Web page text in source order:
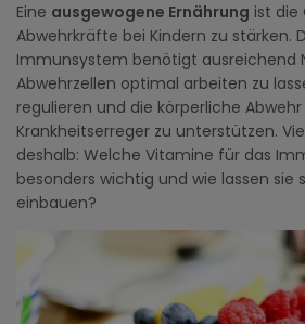
Eine ausgewogene Ernährung ist die
Abwehrkräfte bei Kindern zu stärken.
Immunsystem benötigt ausreichend
Abwehrzellen optimal arbeiten zu
regulieren und die körperliche
Krankheitserreger zu unterstützen.
deshalb: Welche Vitamine für das
besonders wichtig und wie lassen sie
einbauen?